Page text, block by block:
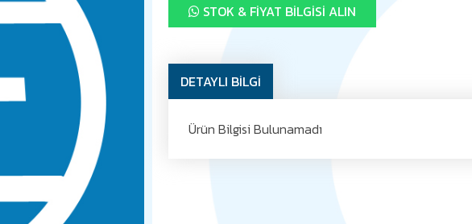
STOK & FIYAT BILGISI ALIN
DETAYLI BİLGİ
Ürün Bilgisi Bulunamadı